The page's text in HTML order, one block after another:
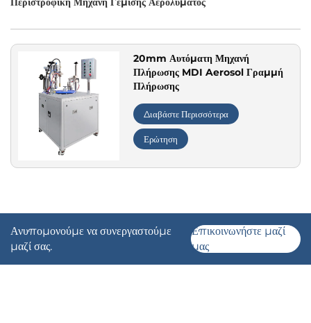
Εφαρμογή
20mm Αυτόματη Μηχανή
Πλήρωσης MDI Aerosol Γραμμή
Πλήρωσης
Διαβάστε Περισσότερα
Ερώτηση
Ανυπομονούμε να συνεργαστούμε
μαζί σας.
Επικοινωνήστε μαζί
μας